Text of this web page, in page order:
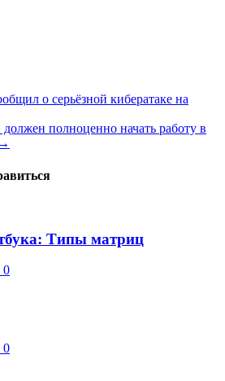
о серьёзной кибератаке на
полноценно начать работу в
→
Типы матриц
0
0